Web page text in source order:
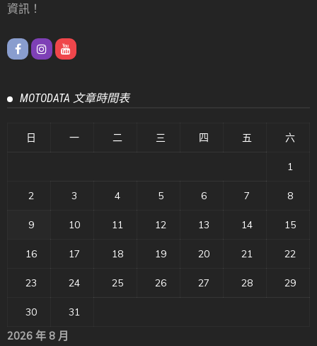
資訊！
MOTODATA 文章時間表
2026 年 8 月
日 一 二 三 四 五 六
1
2 3 4 5 6 7 8
9 10 11 12 13 14 15
16 17 18 19 20 21 22
23 24 25 26 27 28 29
30 31